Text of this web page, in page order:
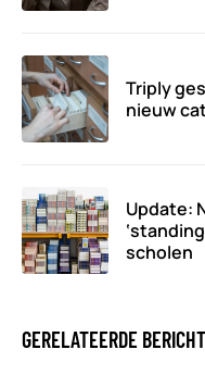
Triply
nieuw
Update:
scholen
GERELATEERDE